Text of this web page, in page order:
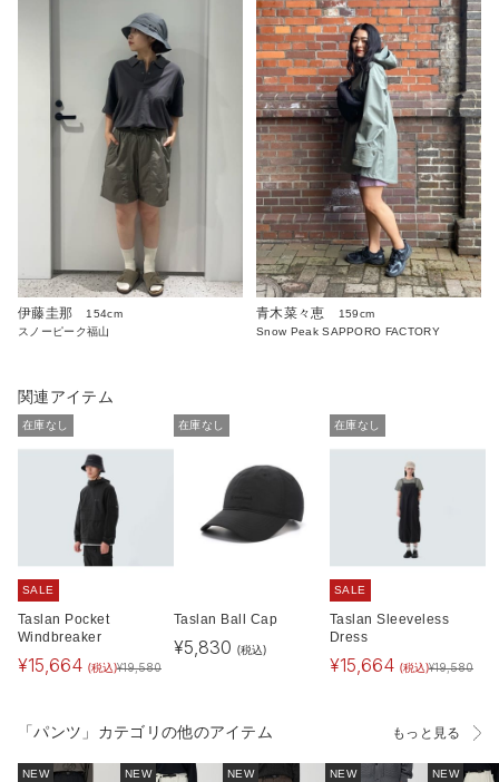
伊藤圭那
154cm
スノーピーク福山
青木菜々恵
159cm
Snow Peak SAPPORO FACTORY
関連アイテム
在庫なし
SALE
Taslan Pocket
Windbreaker
¥15,664 (税込)¥19,580
在庫なし
Taslan Ball Cap
¥5,830 (税込)
在庫なし
SALE
Taslan Sleeveless
Dress
¥15,664 (税込)¥19,580
「パンツ」カテゴリの他のアイテム もっと見る
NEW NEW NEW NEW NEW